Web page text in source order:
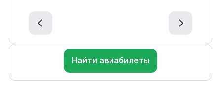
Найти авиабилеты